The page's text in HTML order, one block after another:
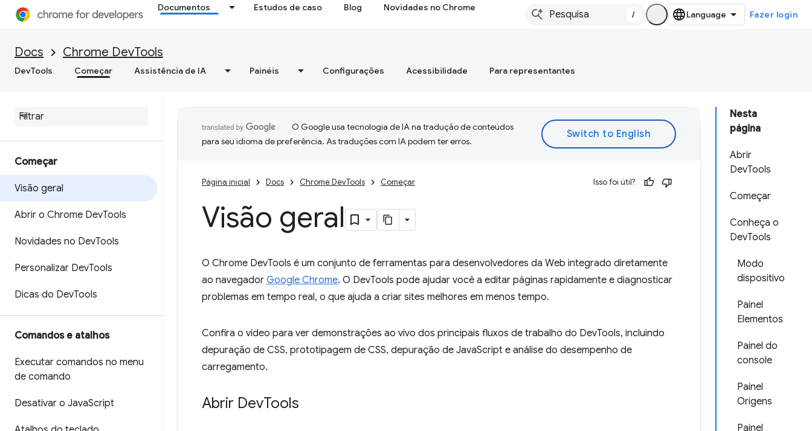
Documentos Estudos de caso Blog Novidades no Chrome
/ Fazer login
Docs Chrome DevTools
DevTools Começar Assistência de IA Painéis Configurações Acessibilidade Para representantes
Começar
Visão geral
Abrir o Chrome DevTools
Novidades no DevTools
Personalizar DevTools
Dicas do DevTools
Comandos e atalhos
Executar comandos no menu
de comando
Desativar o JavaScript
Nesta
página
Abrir
DevTools
Começar
Conheça o
DevTools
Modo
dispositivo
Painel
Elementos
Painel do
console
Painel
Origens
Painel
O Google usa tecnologia de IA na tradução de conteúdos
para seu idioma de preferência. As traduções com IA podem ter erros.
Página inicial Docs Chrome DevTools Começar Isso foi útil?
Visão geral
O Chrome DevTools é um conjunto de ferramentas para desenvolvedores da Web integrado diretamente
ao navegador Google Chrome. O DevTools pode ajudar você a editar páginas rapidamente e diagnosticar
problemas em tempo real, o que ajuda a criar sites melhores em menos tempo.
Confira o vídeo para ver demonstrações ao vivo dos principais fluxos de trabalho do DevTools, incluindo
depuração de CSS, prototipagem de CSS, depuração de JavaScript e análise do desempenho de
carregamento.
Abrir DevTools